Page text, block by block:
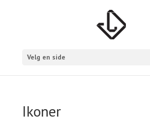
Velg en side
Ikoner